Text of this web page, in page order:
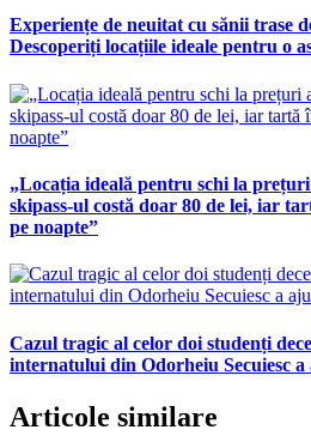
Experiențe de neuitat cu sănii trase
Descoperiți locațiile ideale pentru o
„Locația ideală pentru schi la
skipass-ul costă doar 80 de lei, iar
pe noapte”
Cazul tragic al celor doi studenți
internatului din Odorheiu Secuiesc
Articole similare